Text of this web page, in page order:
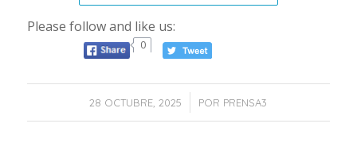
Please follow and like us:
0
28 OCTUBRE, 2025
/ POR PRENSA3